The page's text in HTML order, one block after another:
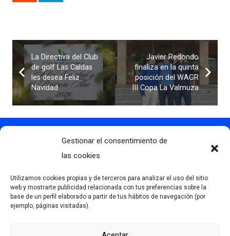
Gestionar el consentimiento de
las cookies
Utilizamos cookies propias y de terceros para analizar el uso del sitio
web y mostrarte publicidad relacionada con tus preferencias sobre la
base de un perfil elaborado a partir de tus hábitos de navegación (por
ejemplo, páginas visitadas).
La Directiva del Club
de golf Las Caldas
les desea Feliz
Navidad
Javier Redondo
finaliza en la quinta
posición del WAGR
III Copa La Valmuza
Contacto
info@clubdegolflascaldas.com
681 163 108
La Premaña s/n, 33174, Oviedo, España